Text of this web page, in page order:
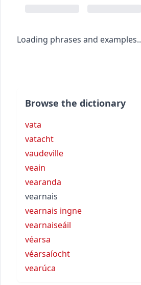
Loading phrases and
Browse the dictionary
vata
vatacht
vaudeville
veain
vearanda
vearnais
vearnais ingne
vearnaiseáil
véarsa
véarsaíocht
vearúca